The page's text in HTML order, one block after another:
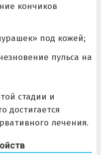
кончиков
под кожей;
пульса на
стадии и
достигается
лечения.